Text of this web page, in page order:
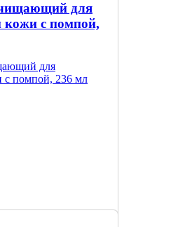
для
кожи с помпой,